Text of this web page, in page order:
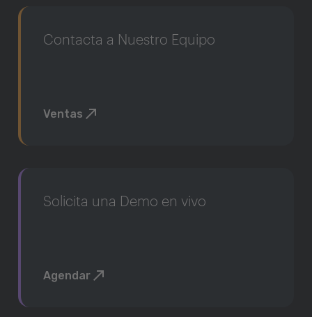
Contacta a Nuestro Equipo
Ventas
Solicita una Demo en vivo
Agendar